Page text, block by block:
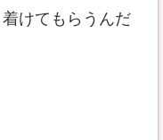
けてもらうんだ